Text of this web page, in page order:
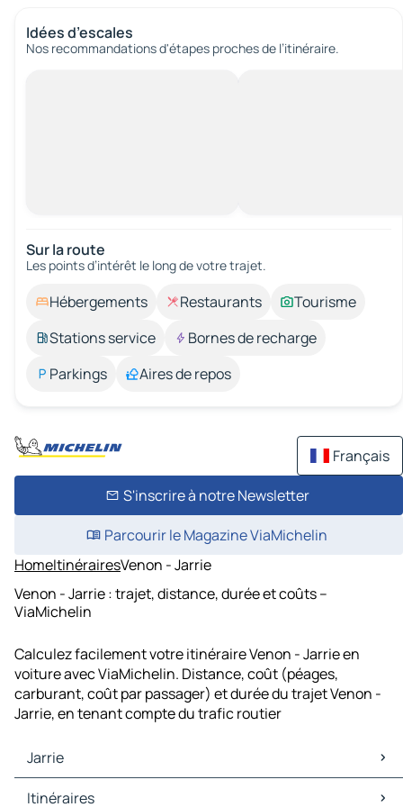
Idées d’escales
Nos recommandations d'étapes proches de l’itinéraire.
Sur la route
Les points d’intérêt le long de votre trajet.
Hébergements Restaurants
Tourisme
Stations service
Bornes de recharge
Parkings
Aires de repos
Français
S'inscrire à notre Newsletter
Parcourir le Magazine ViaMichelin
HomeItinérairesVenon - Jarrie
Venon - Jarrie : trajet, distance, durée et coûts –
ViaMichelin
Calculez facilement votre itinéraire Venon - Jarrie en
voiture avec ViaMichelin. Distance, coût (péages,
carburant, coût par passager) et durée du trajet Venon -
Jarrie, en tenant compte du trafic routier
Jarrie
Jarrie Cartes et plans
Itinéraires